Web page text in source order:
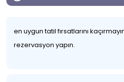
en uygun tatil fırsatlarını
rezervasyon yapın.